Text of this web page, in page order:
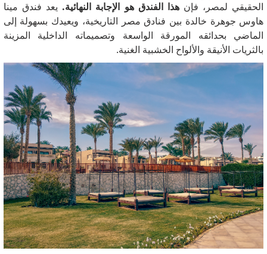
الحقيقي لمصر، فإنهذا الفندق هو الإجابة النهائية. يعد فندق مينا
هاوس جوهرة خالدة بين فنادق مصر التاريخية، ويعيدك بسهولة إلى
الماضي بحدائقه المورقة الواسعة وتصميماته الداخلية المزينة
بالثريات الأنيقة والألواح الخشبية الغنية.